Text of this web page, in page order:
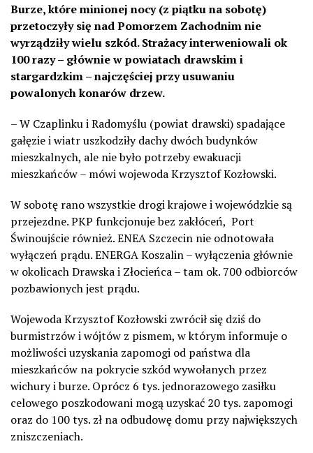
Burze, które minionej nocy (z piątku na sobotę)
przetoczyły się nad Pomorzem Zachodnim nie
wyrządziły wielu szkód. Strażacy interweniowali ok
100 razy – głównie w powiatach drawskim i
stargardzkim – najczęściej przy usuwaniu
powalonych konarów drzew.
– W Czaplinku i Radomyślu (powiat drawski) spadające
gałęzie i wiatr uszkodziły dachy dwóch budynków
mieszkalnych, ale nie było potrzeby ewakuacji
mieszkańców – mówi wojewoda Krzysztof Kozłowski.
W sobotę rano wszystkie drogi krajowe i wojewódzkie są
przejezdne. PKP funkcjonuje bez zakłóceń, Port
Świnoujście również. ENEA Szczecin nie odnotowała
wyłączeń prądu. ENERGA Koszalin – wyłączenia głównie
w okolicach Drawska i Złocieńca – tam ok. 700 odbiorców
pozbawionych jest prądu.
Wojewoda Krzysztof Kozłowski zwrócił się dziś do
burmistrzów i wójtów z pismem, w którym informuje o
możliwości uzyskania zapomogi od państwa dla
mieszkańców na pokrycie szkód wywołanych przez
wichury i burze. Oprócz 6 tys. jednorazowego zasiłku
celowego poszkodowani mogą uzyskać 20 tys. zapomogi
oraz do 100 tys. zł na odbudowę domu przy największych
zniszczeniach.